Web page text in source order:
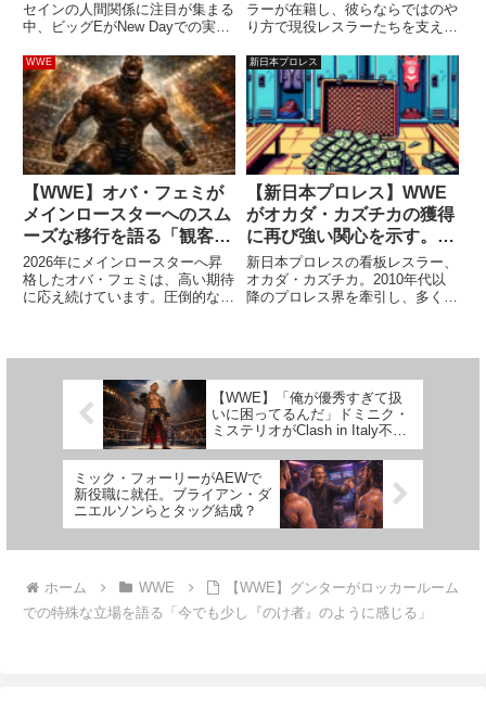
ると、どうすればいいか分
からなくなる」
セインの人間関係に注目が集まる
中、ビッグEがNew Dayでの実体
た。イヨとアスカがWWE女子世
界王座や方針について激しく衝突
する様子は、ここ最近のWWEに
おける注目トピックの一つで...
い」
ラーが在籍し、彼らならではのや
り方で現役レスラーたちを支えて
たフォー・ホースメンのオリジナ
ルメンバー、タリー・ブランチャ
ードは、ショーン・スピアーズや
MJF率いるThe Pin...
WWE
【WWE】オバ・フェミが
メインロースターへのスム
ーズな移行を語る「観客が
後押ししてくれる。俺の魅
力をわかってるんだ」
2026年にメインロースターへ昇
格したオバ・フェミは、高い期待
に応え続けています。圧倒的なパ
し、レッスルマニア42でレス...
新日本プロレス
【新日本プロレス】WWE
がオカダ・カズチカの獲得
に再び強い関心を示す。中
邑真輔の扱いが彼へのアピ
ールになる？
新日本プロレスの看板レスラー、
オカダ・カズチカ。2010年代以
降のプロレス界を牽引し、多くの
でしょう。プロレス界最大手の団
体...
【WWE】「俺が優秀すぎて扱
いに困ってるんだ」ドミニク・
ミステリオがClash in Italy不参
加への不満を語る
ミック・フォーリーがAEWで
新役職に就任。ブライアン・ダ
ニエルソンらとタッグ結成？
ホーム WWE
【WWE】グンターがロッカールーム
での特殊な立場を語る「今でも少し『のけ者』のように感じる」